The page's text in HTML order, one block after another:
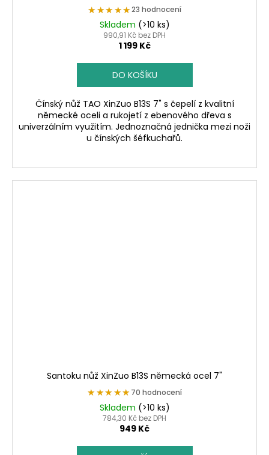
★★★★★
★★★★★23 hodnocení
Skladem (>10 ks)
990,91 Kč bez DPH
1 199 Kč
DO KOŠÍKU
Čínský nůž TAO XinZuo B13S 7" s čepelí z kvalitní
německé oceli a rukojetí z ebenového dřeva s
univerzálním využitím. Jednoznačná jednička mezi noži
u čínských šéfkuchařů.
Santoku nůž XinZuo B13S německá ocel 7"
★★★★★
★★★★★ 70 hodnocení
Skladem (>10 ks)
784,30 Kč bez DPH
949 Kč